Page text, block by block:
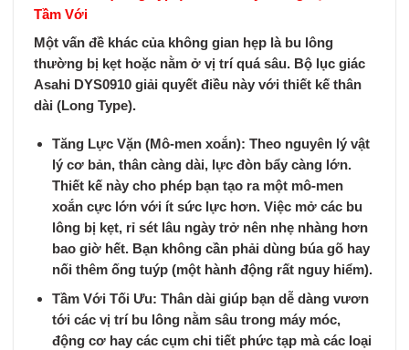
Tầm Với
Một vấn đề khác của không gian hẹp là bu lông
thường bị kẹt hoặc nằm ở vị trí quá sâu. Bộ lục giác
Asahi DYS0910 giải quyết điều này với thiết kế thân
dài (Long Type).
Tăng Lực Vặn (Mô-men xoắn): Theo nguyên lý vật
lý cơ bản, thân càng dài, lực đòn bẩy càng lớn.
Thiết kế này cho phép bạn tạo ra một mô-men
xoắn cực lớn với ít sức lực hơn. Việc mở các bu
lông bị kẹt, rỉ sét lâu ngày trở nên nhẹ nhàng hơn
bao giờ hết. Bạn không cần phải dùng búa gõ hay
nối thêm ống tuýp (một hành động rất nguy hiểm).
Tầm Với Tối Ưu: Thân dài giúp bạn dễ dàng vươn
tới các vị trí bu lông nằm sâu trong máy móc,
động cơ hay các cụm chi tiết phức tạp mà các loại